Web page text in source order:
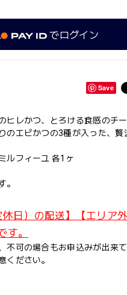
でログイン
Save
ヒレかつ、とろける食感のチ
のエビかつの3種が入った、贅
ルフィーユ 各1ヶ
。
日）の配送】【エリア
す。
不可の場合もお申込みが出来
ください。